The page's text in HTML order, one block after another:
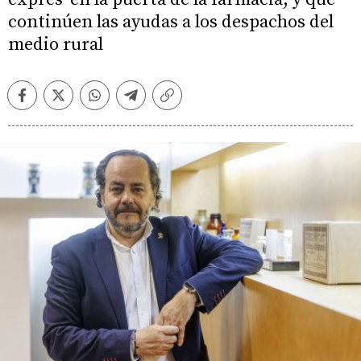
continúen las ayudas a los despachos del
medio rural
FacebookTwitterWhatsappTelegramCopiar